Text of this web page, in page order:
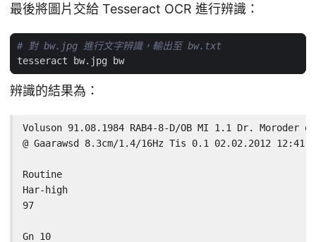
最後將圖片交給 Tesseract OCR 進行辨識：
# 對 bw.jpg 進行文字辨識，輸出至 bw.txt
辨識的結果為：
Voluson 91.08.1984 RAB4-8-D/OB MI 1.1 Dr. Moroder
@ Gaarawsd 8.3cm/1.4/16Hz Tis 0.1 02.02.2012
Routine
Har-high
97
Gn 10